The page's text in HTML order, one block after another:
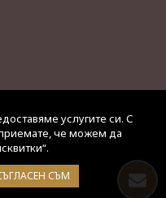
услугите си. С
че можем да
СЪМ